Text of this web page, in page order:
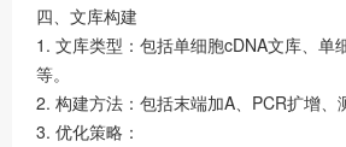
四、文库构建
1. 文库类型：包括单细胞cDNA文库、单
等。
2. 构建方法：包括末端加A、PCR扩增、
3. 优化策略：